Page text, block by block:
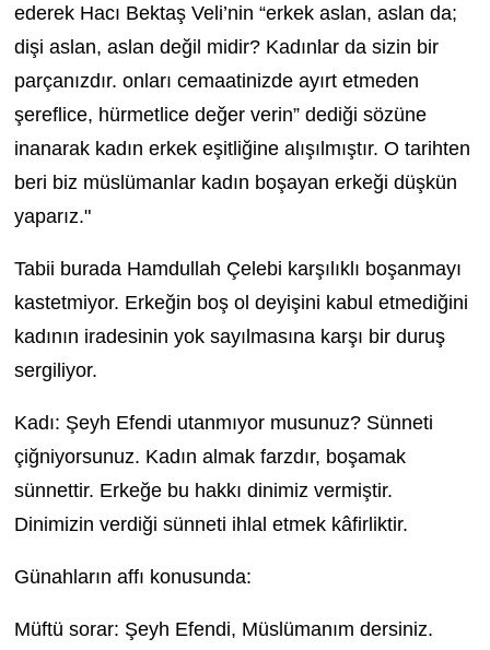
ederek Hacı Bektaş Veli’nin “erkek aslan, aslan da;
dişi aslan, aslan değil midir? Kadınlar da sizin bir
parçanızdır. onları cemaatinizde ayırt etmeden
şereflice, hürmetlice değer verin” dediği sözüne
inanarak kadın erkek eşitliğine alışılmıştır. O tarihten
beri biz müslümanlar kadın boşayan erkeği düşkün
yaparız."
Tabii burada Hamdullah Çelebi karşılıklı boşanmayı
kastetmiyor. Erkeğin boş ol deyişini kabul etmediğini
kadının iradesinin yok sayılmasına karşı bir duruş
sergiliyor.
Kadı: Şeyh Efendi utanmıyor musunuz? Sünneti
çiğniyorsunuz. Kadın almak farzdır, boşamak
sünnettir. Erkeğe bu hakkı dinimiz vermiştir.
Dinimizin verdiği sünneti ihlal etmek kâfirliktir.
Günahların affı konusunda:
Müftü sorar: Şeyh Efendi, Müslümanım dersiniz.